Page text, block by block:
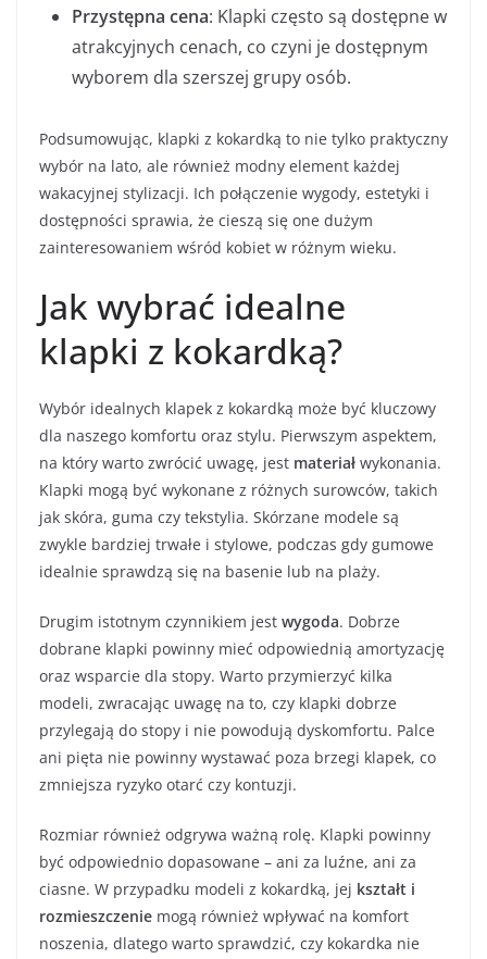
Przystępna cena: Klapki często są dostępne w
atrakcyjnych cenach, co czyni je dostępnym
wyborem dla szerszej grupy osób.
Podsumowując, klapki z kokardką to nie tylko praktyczny
wybór na lato, ale również modny element każdej
wakacyjnej stylizacji. Ich połączenie wygody, estetyki i
dostępności sprawia, że cieszą się one dużym
zainteresowaniem wśród kobiet w różnym wieku.
Jak wybrać idealne
klapki z kokardką?
Wybór idealnych klapek z kokardką może być kluczowy
dla naszego komfortu oraz stylu. Pierwszym aspektem,
na który warto zwrócić uwagę, jest materiał wykonania.
Klapki mogą być wykonane z różnych surowców, takich
jak skóra, guma czy tekstylia. Skórzane modele są
zwykle bardziej trwałe i stylowe, podczas gdy gumowe
idealnie sprawdzą się na basenie lub na plaży.
Drugim istotnym czynnikiem jest wygoda. Dobrze
dobrane klapki powinny mieć odpowiednią amortyzację
oraz wsparcie dla stopy. Warto przymierzyć kilka
modeli, zwracając uwagę na to, czy klapki dobrze
przylegają do stopy i nie powodują dyskomfortu. Palce
ani pięta nie powinny wystawać poza brzegi klapek, co
zmniejsza ryzyko otarć czy kontuzji.
Rozmiar również odgrywa ważną rolę. Klapki powinny
być odpowiednio dopasowane – ani za luźne, ani za
ciasne. W przypadku modeli z kokardką, jej kształt i
rozmieszczenie mogą również wpływać na komfort
noszenia, dlatego warto sprawdzić, czy kokardka nie